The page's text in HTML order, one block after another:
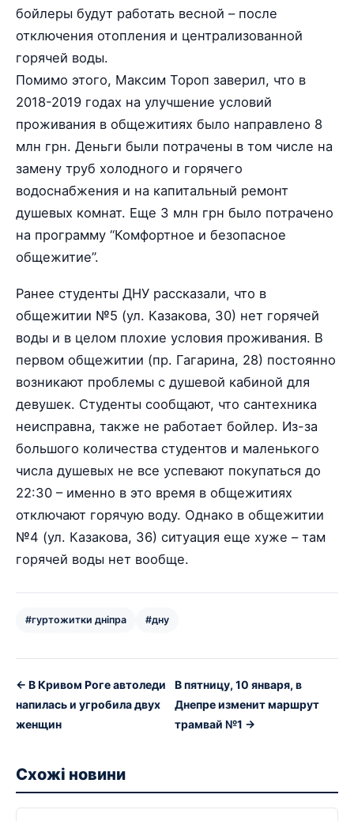
бойлеры будут работать весной – после
отключения отопления и централизованной
горячей воды.
Помимо этого, Максим Тороп заверил, что в
2018-2019 годах на улучшение условий
проживания в общежитиях было направлено 8
млн грн. Деньги были потрачены в том числе на
замену труб холодного и горячего
водоснабжения и на капитальный ремонт
душевых комнат. Еще 3 млн грн было потрачено
на программу “Комфортное и безопасное
общежитие”.
Ранее студенты ДНУ рассказали, что в
общежитии №5 (ул. Казакова, 30) нет горячей
воды и в целом плохие условия проживания. В
первом общежитии (пр. Гагарина, 28) постоянно
возникают проблемы с душевой кабиной для
девушек. Студенты сообщают, что сантехника
неисправна, также не работает бойлер. Из-за
большого количества студентов и маленького
числа душевых не все успевают покупаться до
22:30 – именно в это время в общежитиях
отключают горячую воду. Однако в общежитии
№4 (ул. Казакова, 36) ситуация еще хуже – там
горячей воды нет вообще.
#гуртожитки дніпра #дну
← В Кривом Роге автоледи
напилась и угробила двух
женщин
В пятницу, 10 января, в
Днепре изменит маршрут
трамвай №1 →
Схожі новини